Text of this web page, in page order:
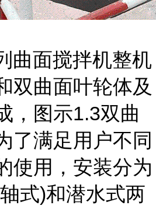
曲面搅拌机整机
双曲面叶轮体及
，图示1.3双曲
了满足用户不同
使用，安装分为
式)和潜水式两